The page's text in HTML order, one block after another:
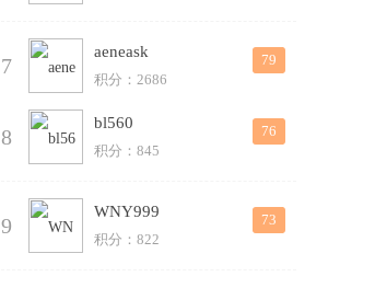
7 79
aeneask
积分：2686
8 76
bl560
积分：845
9 73
WNY999
积分：822